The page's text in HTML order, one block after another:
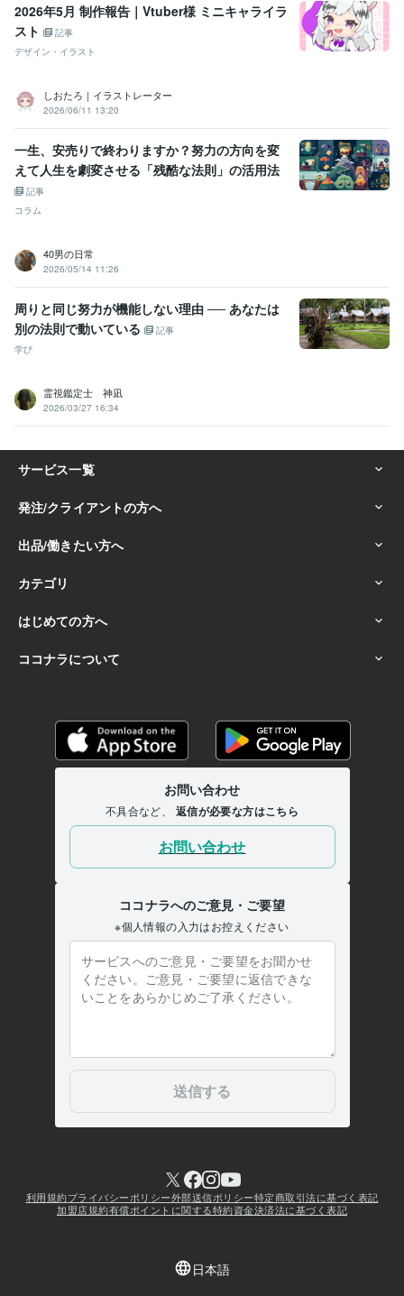
2026年5月 制作報告｜Vtuber様 ミニキャライラ
スト
記事
デザイン・イラスト
しおたろ｜イラストレーター
2026/06/11 13:20
一生、安売りで終わりますか？努力の方向を変
えて人生を劇変させる「残酷な法則」の活用法
記事
コラム
40男の日常
2026/05/14 11:26
周りと同じ努力が機能しない理由 ── あなたは
別の法則で動いている
記事
学び
霊視鑑定士 神凪
2026/03/27 16:34